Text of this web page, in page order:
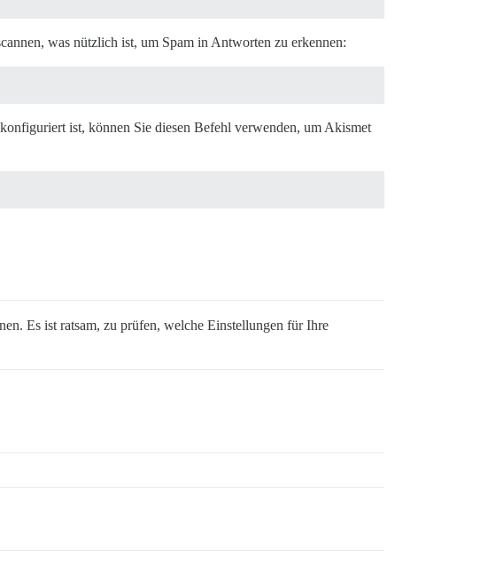
was nützlich ist, um Spam in Antworten zu erkennen:
ist, können Sie diesen Befehl verwenden, um Akismet
Es ist ratsam, zu prüfen, welche Einstellungen für Ihre